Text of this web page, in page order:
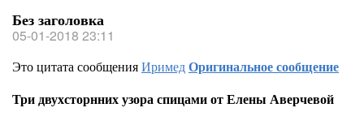
Без заголовка
05-01-2018 23:11
Это цитата сообщенияИримедОригинальное сообщение
Три двухсторнних узора спицами от Елены Аверчевой